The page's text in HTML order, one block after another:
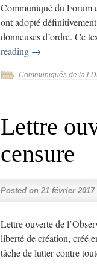
Communiqué du Forum
ont adopté
donneuses d’ordre. Ce
reading →
Communiqués de la
Lettre
censure
Posted on 21 février 2017
Lettre ouverte de
liberté de création, créé
tâche de lutter contre